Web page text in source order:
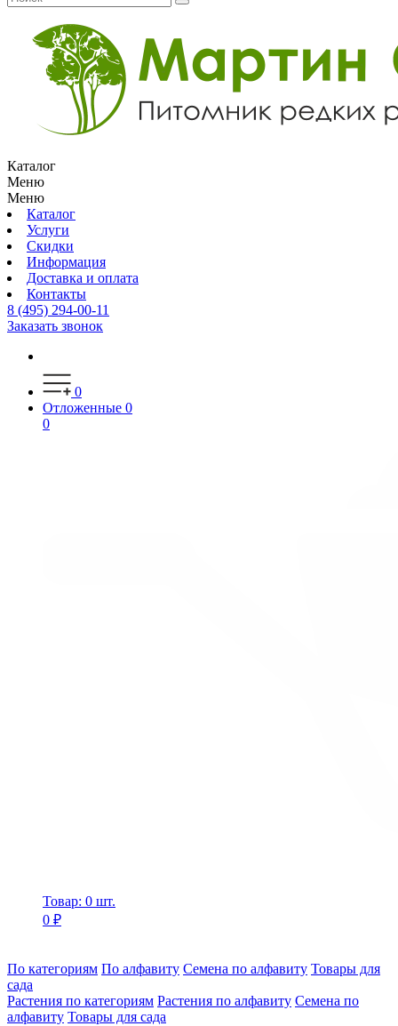
Каталог
Меню
Меню
Каталог
Услуги
Скидки
Информация
Доставка и оплата
Контакты
8 (495) 294-00-11
Заказать звонок
0
Отложенные 0
0
Товар: 0 шт.
0 ₽
По категориям По алфавиту Семена по алфавиту Товары для
сада
Растения по категориям Растения по алфавиту Семена по
алфавиту Товары для сада